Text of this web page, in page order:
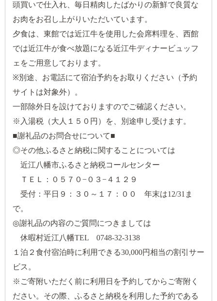
頭買いで仕入れ、毎日精肉したばかりの新鮮で良質な
お肉をお召し上がりいただいています。
夕食は、東館では近江牛を使用した会席料理を、西館
では近江牛が食べ放題になる近江牛ディナービュッフ
ェをご用意しております。
※別途、お電話にて宿泊予約をお取りください（予約
サイトは対象外）。
一部除外日を設けておりますのでご確認ください。
※入湯税（大人１５０円）を、別途申し受けます。
■謝礼品のお問合せについて■
◎その他ふるさと納税に関することについては
近江八幡市ふるさと納税コールセンター
ＴＥＬ：０５７０−０３−４１２９
受付：平日９：３０～１７：００ 年末は12/31ま
で。
◎謝礼品の内容のご質問につきましては
休暇村近江八幡TEL 0748-32-3138
１泊２食付宿泊時に利用できる30,000円相当の割引サー
ビス。
※ご寄附いただく前に利用日を予約してからご寄附く
ださい。その際、ふるさと納税を利用した予約である